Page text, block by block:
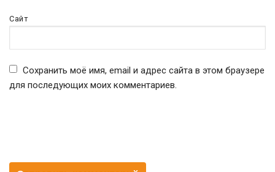
Сайт
Сохранить моё имя, email и адрес сайта в этом браузере
для последующих моих комментариев.